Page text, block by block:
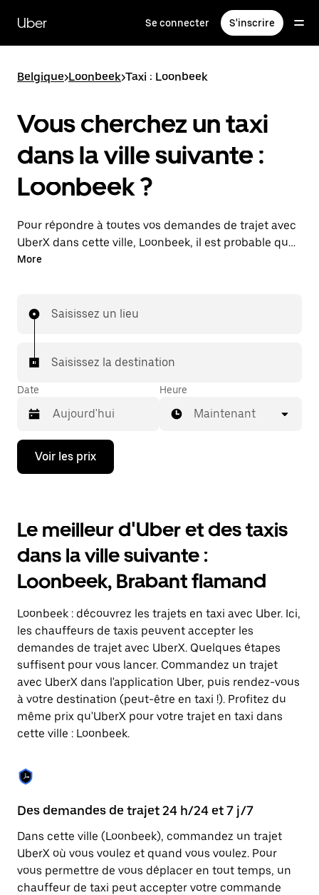
contenu
principal
Uber Se connecter S'inscrire
Belgique>Loonbeek>Taxi : Loonbeek
Vous cherchez un taxi
dans la ville suivante :
Loonbeek ?
Pour répondre à toutes vos demandes de trajet avec
UberX dans cette ville, Loonbeek, il est probable que
nous vous mettions en relation avec un chauffeur de
même disponibilité (24 h/24 et 7/j) qu'avec UberX.
More
Saisissez un lieu
Saisissez la destination
Date
Appuyez
la
bas
pour
ouvrir
le
calendrier
et
une
date.
Appuyez
sur
la
touche
Échap
pour
fermer
le
Heure
Maintenant
Voir les prix
Le meilleur d'Uber et des taxis
dans la ville suivante :
Loonbeek, Brabant flamand
Loonbeek : découvrez les trajets en taxi avec Uber. Ici,
les chauffeurs de taxis peuvent accepter les
demandes de trajet avec UberX. Quelques étapes
suffisent pour vous lancer. Commandez un trajet
avec UberX dans l'application Uber, puis rendez-vous
à votre destination (peut-être en taxi !). Profitez du
même prix qu'UberX pour votre trajet en taxi dans
cette ville : Loonbeek.
Des demandes de trajet 24 h/24 et 7 j/7
Dans cette ville (Loonbeek), commandez un trajet
UberX où vous voulez et quand vous voulez. Pour
vous permettre de vous déplacer en tout temps, un
chauffeur de taxi peut accepter votre commande